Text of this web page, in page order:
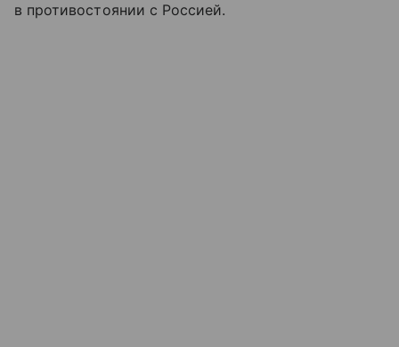
в противостоянии с Россией.